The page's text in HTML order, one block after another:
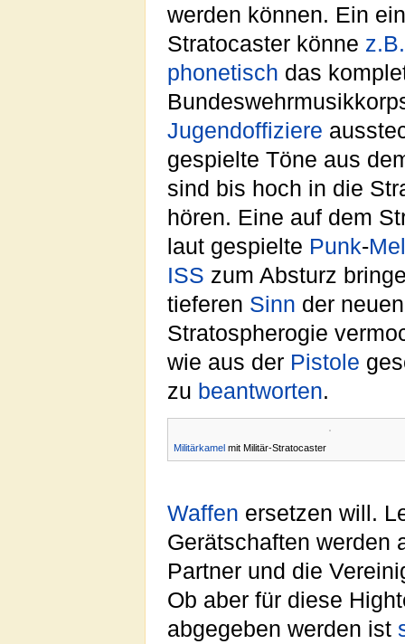
werden können. Ein
Stratocaster könne z.B.
phonetisch das
Jugendoffiziere
gespielte Töne aus
sind bis hoch in die
hören. Eine auf dem
laut gespielte Punk-
ISS zum Absturz
tieferen Sinn der
Stratospherogie
wie aus der Pistole
zu beantworten.
Militärkamel mit Militär-Stratocaster
Waffen ersetzen will.
Gerätschaften werden
Partner und die
Ob aber für diese
abgegeben werden ist